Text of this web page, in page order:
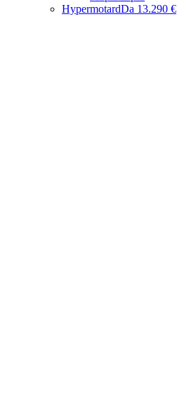
HypermotardDa 13.290 €